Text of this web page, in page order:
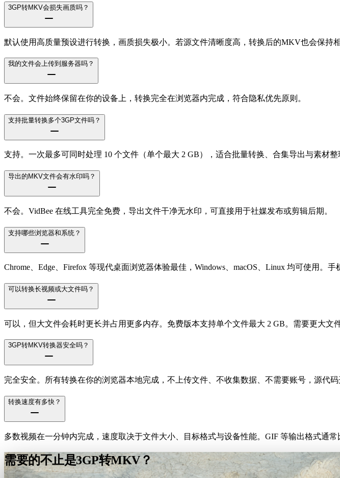
3GP转MKV会损失画质吗？
默认使用高质量预设进行转换，画质损失极小。若源文件清晰度高，转换后的MKV也会保持
我的文件会上传到服务器吗？
不会。文件始终保留在你的设备上，转换完全在浏览器内完成，符合隐私优先原则。
支持批量转换多个3GP文件吗？
支持。一次最多可同时处理 10 个文件（单个最大 2 GB），适合批量转换、合集导出与素材整
导出的MKV文件会有水印吗？
不会。VidBee 在线工具完全免费，导出文件干净无水印，可直接用于社媒发布或剪辑后期。
支持哪些浏览器和系统？
Chrome、Edge、Firefox 等现代桌面浏览器体验最佳，Windows、macOS、Linux 均可使用。手
可以转换长视频或大文件吗？
可以，但大文件会耗时更长并占用更多内存。免费版本支持单个文件最大 2 GB。需要更大文
3GP转MKV转换器安全吗？
完全安全。所有转换在你的浏览器本地完成，不上传文件、不收集数据、不需要账号，源代码
转换速度有多快？
多数视频在一分钟内完成，速度取决于文件大小、目标格式与设备性能。GIF 等输出格式通常
需要的不止是3GP转MKV？